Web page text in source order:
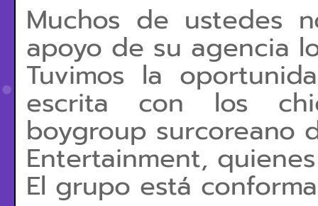
Muchos de ustedes
apoyo de su agencia
Tuvimos la
escrita con los
boygroup surcoreano
Entertainment,
El grupo está